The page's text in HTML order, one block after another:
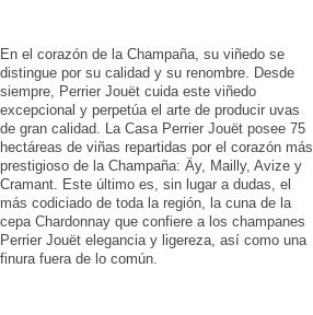
En el corazón de la Champaña, su viñedo se
distingue por su calidad y su renombre. Desde
siempre, Perrier Jouët cuida este viñedo
excepcional y perpetúa el arte de producir uvas
de gran calidad. La Casa Perrier Jouët posee 75
hectáreas de viñas repartidas por el corazón más
prestigioso de la Champaña: Äy, Mailly, Avize y
Cramant. Este último es, sin lugar a dudas, el
más codiciado de toda la región, la cuna de la
cepa Chardonnay que confiere a los champanes
Perrier Jouët elegancia y ligereza, así como una
finura fuera de lo común.